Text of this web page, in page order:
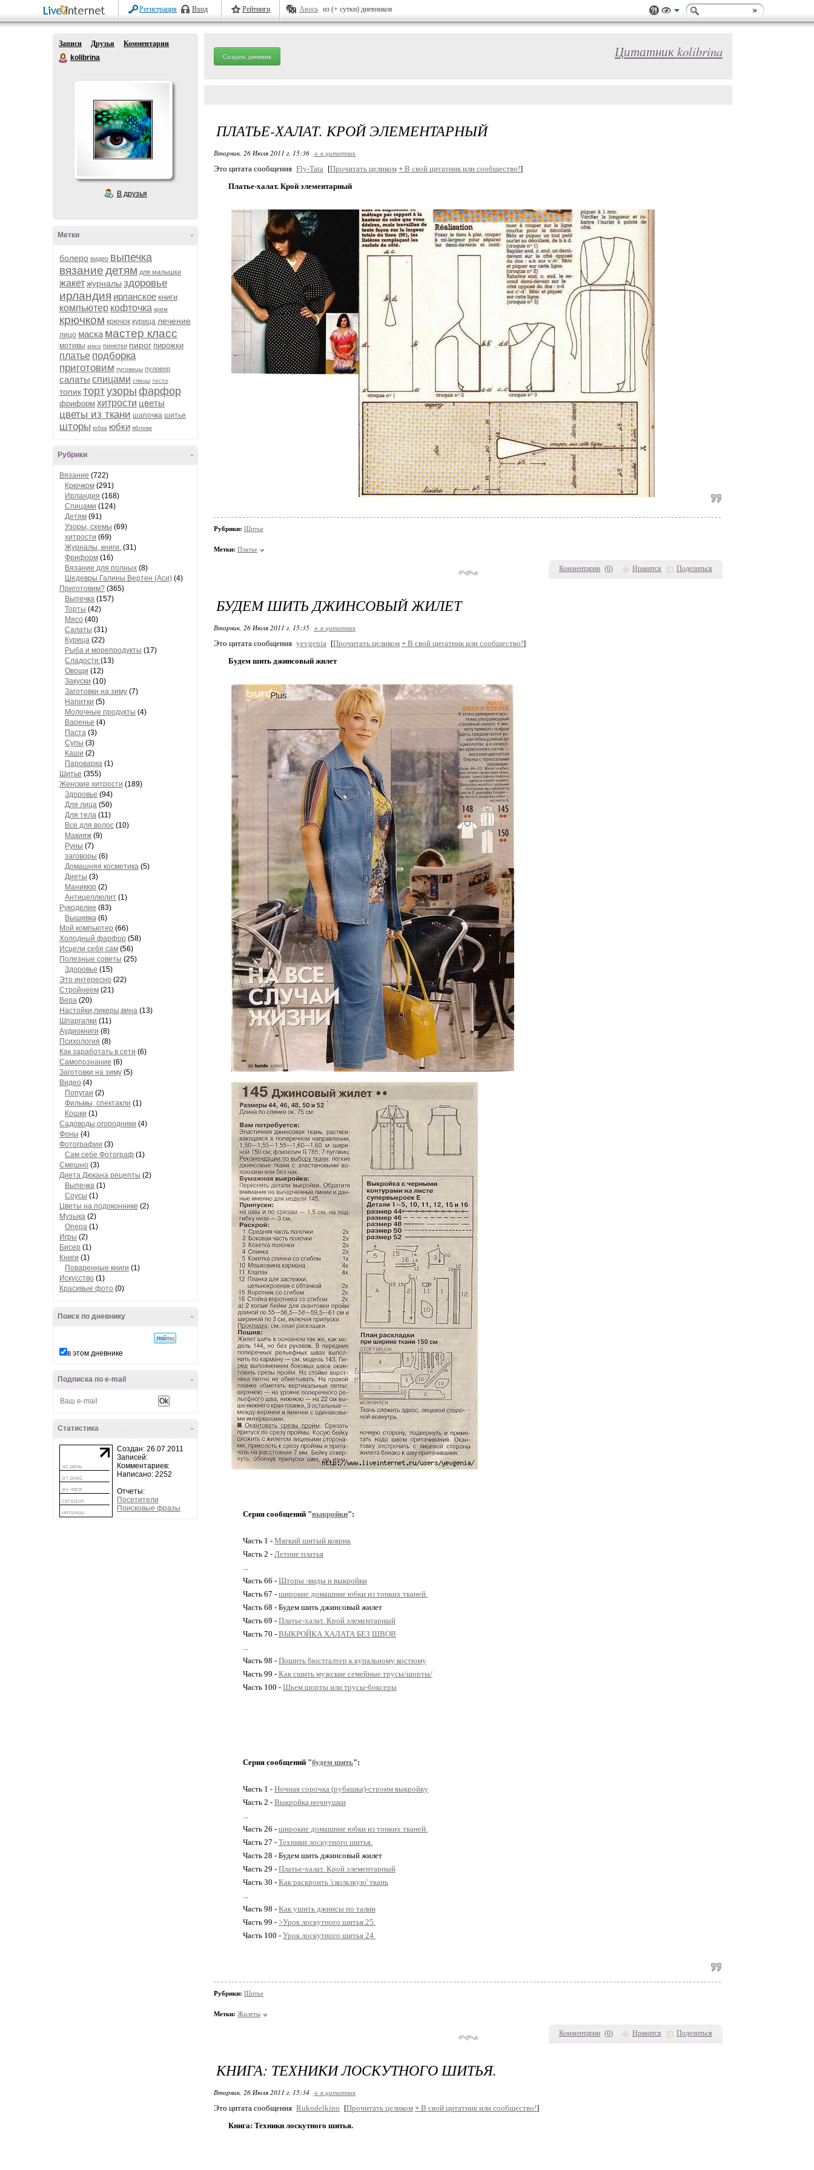
Регистрация Вход Рейтинги Авось из (+ сутки) дневников
Записи Друзья
Комментарии
kolibrina
В друзья
-
Метки
болеро видео выпечка
вязаниедетям для малышки
жакетжурналы здоровье
ирландия ирланское книги
компьютер кофточка крем
крючком крючок курица лечение
лицо маска мастер класс
мотивы мясо пинетки пирог пирожки
платье подборка
приготовим пуговицы пуловер
салаты спицами спицы тесто
топиктортузоры фарфор
фриформ хитрости цветы
цветы из ткани шапочка шитье
шторы юбка юбки яблоки
-
Рубрики
Вязание (722)
Крючком (291)
Ирландия (168)
Спицами (124)
Детям (91)
Узоры, схемы (69)
хитрости (69)
Журналы, книги. (31)
Фриформ (16)
Вязание для полных (8)
Шедевры Галины Вертен (Аси) (4)
Приготовим? (365)
Выпечка (157)
Торты (42)
Мясо (40)
Салаты (31)
Курица (22)
Рыба и морепродукты (17)
Сладости (13)
Овощи (12)
Закуски (10)
Заготовки на зиму (7)
Напитки (5)
Молочные продукты (4)
Варенье (4)
Паста (3)
Супы (3)
Каши (2)
Пароварка (1)
Шитье (355)
Женские хитрости (189)
Здоровье (94)
Для лица (50)
Для тела (11)
Все для волос (10)
Макияж (9)
Руны (7)
заговоры (6)
Домашняя косметика (5)
Диеты (3)
Маникюр (2)
Антицеллюлит (1)
Рукоделие (83)
Вышивка (6)
Мой компьютер (66)
Холодный фарфор (58)
Исцели себя сам (56)
Полезные советы (25)
Здоровье (15)
Это интересно (22)
Стройнеем (21)
Вера (20)
Настойки,ликеры,вина (13)
Шпаргалки (11)
Аудиокниги (8)
Психология (8)
Как заработать в сети (6)
Самопознание (6)
Заготовки на зиму (5)
Видео (4)
Попугаи (2)
Фильмы, спектакли (1)
Кошки (1)
Садоводы,огородники (4)
Фоны (4)
Фотографии (3)
Сам себе Фотограф (1)
Смешно (3)
Диета Дюкана рецепты (2)
Выпечка (1)
Соусы (1)
Цветы на подоконнике (2)
Музыка (2)
Опера (1)
Игры (2)
Бисер (1)
Книги (1)
Поваренные книги (1)
Искусство (1)
Красивые фото (0)
-
Поиск по дневнику
в этом дневнике
-
Подписка по e-mail
-
Статистика
Создан: 26.07.2011
Записей:
Комментариев:
Написано: 2252
Отчеты:
Посетители
Поисковые фразы
Создать дневник Цитатник kolibrina
Комментарии (0) Нравится Поделиться
ПЛАТЬЕ-ХАЛАТ. КРОЙ ЭЛЕМЕНТАРНЫЙ
Вторник, 26 Июля 2011 г. 15:36 + в цитатник
Это цитата сообщения Fly-Tata [Прочитать целиком + В свой цитатник или сообщество!]
Платье-халат. Крой элементарный
Рубрики: Шитье
Метки: Платье
Комментарии (0) Нравится Поделиться
БУДЕМ ШИТЬ ДЖИНСОВЫЙ ЖИЛЕТ
Вторник, 26 Июля 2011 г. 15:35 + в цитатник
Это цитата сообщения yevgenia [Прочитать целиком + В свой цитатник или сообщество!]
Будем шить джинсовый жилет
Серия сообщений "выкройки":
Часть 1 - Мягкий шитый коврик
Часть 2 - Летние платья
...
Часть 66 - Шторы -виды и выкройки
Часть 67 - широкие домашние юбки из тонких тканей.
Часть 68 - Будем шить джинсовый жилет
Часть 69 - Платье-халат. Крой элементарный
Часть 70 - ВЫКРОЙКА ХАЛАТА БЕЗ ШВОВ
...
Часть 98 - Пошить бюстгалтер к купальному костюму
Часть 99 - Как сшить мужские семейные трусы/шорты/
Часть 100 - Шьем шорты или трусы-боксеры
Серия сообщений "будем шить":
Часть 1 - Ночная сорочка (рубашка)-строим выкройку
Часть 2 - Выкройка ночнушки
...
Часть 26 - широкие домашние юбки из тонких тканей.
Часть 27 - Техники лоскутного шитья.
Часть 28 - Будем шить джинсовый жилет
Часть 29 - Платье-халат. Крой элементарный
Часть 30 - Как раскроить 'скользкую' ткань
...
Часть 98 - Как ушить джинсы по талии
Часть 99 - >Урок лоскутного шитья 25.
Часть 100 - Урок лоскутного шитья 24.
Рубрики: Шитье
Метки: Жилеты
КНИГА: ТЕХНИКИ ЛОСКУТНОГО ШИТЬЯ.
Вторник, 26 Июля 2011 г. 15:34 + в цитатник
Это цитата сообщения Rukodelkino [Прочитать целиком + В свой цитатник или сообщество!]
Книга: Техники лоскутного шитья.